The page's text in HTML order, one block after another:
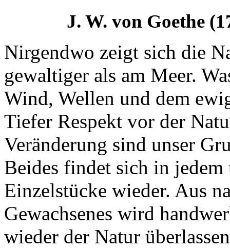
J. W. von Goethe
Nirgendwo zeigt sich die
gewaltiger als am Meer.
Wind, Wellen und dem
Tiefer Respekt vor der
Veränderung sind unser
Beides findet sich in jedem
Einzelstücke wieder. Aus
Gewachsenes wird
wieder der Natur